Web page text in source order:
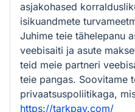
asjakohased
isikuandmete
Juhime teie tähelepanu
veebisaiti ja asute
teid meie partneri
teie pangas. Soovitame
privaatsuspoliitikaga,
https://tarkpay.com/